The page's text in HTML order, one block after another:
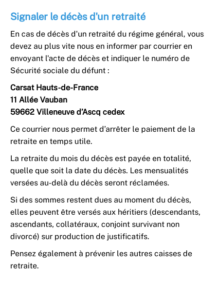
Signaler le décès d'un retraité
En cas de décès d'un retraité du régime général, vous
devez au plus vite nous en informer par courrier en
envoyant l'acte de décès et indiquer le numéro de
Sécurité sociale du défunt :
Carsat Hauts-de-France
11 Allée Vauban
59662 Villeneuve d’Ascq cedex
Ce courrier nous permet d’arrêter le paiement de la
retraite en temps utile.
La retraite du mois du décès est payée en totalité,
quelle que soit la date du décès. Les mensualités
versées au-delà du décès seront réclamées.
Si des sommes restent dues au moment du décès,
elles peuvent être versés aux héritiers (descendants,
ascendants, collatéraux, conjoint survivant non
divorcé) sur production de justificatifs.
Pensez également à prévenir les autres caisses de
retraite.